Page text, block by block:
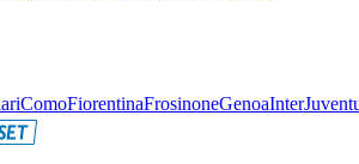
ComoFiorentinaFrosinoneGenoaInter